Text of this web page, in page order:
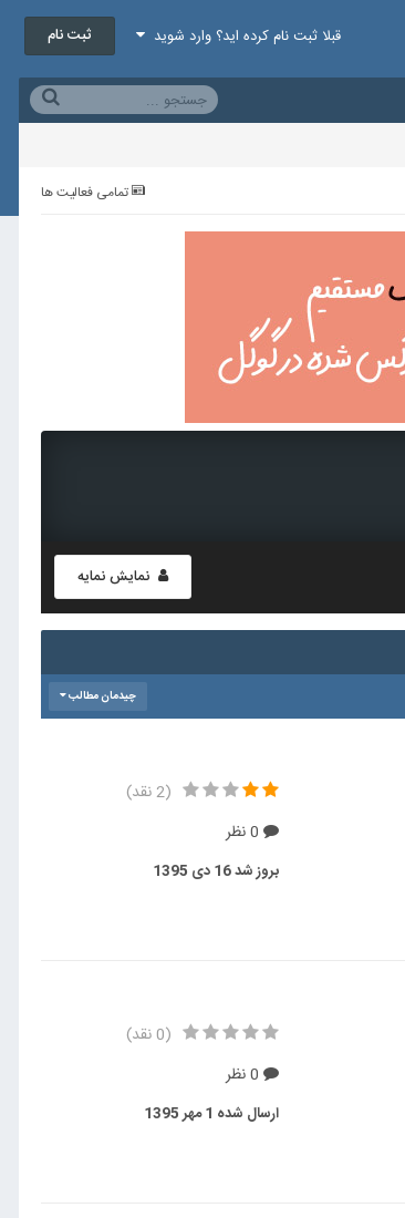
قبلا ثبت نام کرده اید؟ وارد شوید ثبت نام
تمامی فعالیت ها
نمایش نمایه
چیدمان مطالب
(2 نقد)
بروز شد16 دی 1395
(0 نقد)
ارسال شده 1 مهر 1395